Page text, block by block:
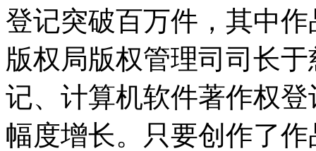
登记突破百万件，其中
版权局版权管理司司长
记、计算机软件著作权
幅度增长。只要创作了